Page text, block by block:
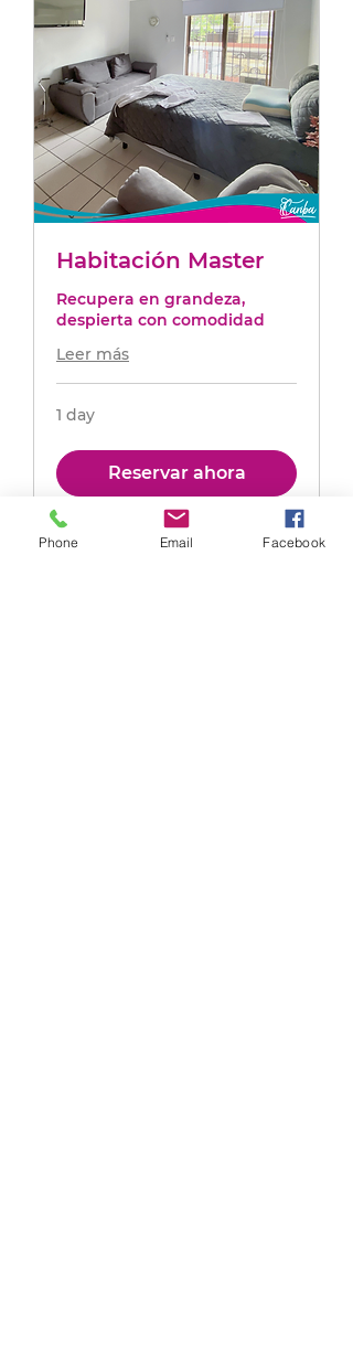
Habitación Master
Recupera en grandeza,
despierta con comodidad
Leer más
1 day
Reservar ahora
Phone Email Facebook